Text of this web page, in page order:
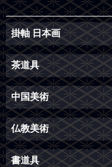
掛軸 日本画
茶道具
中国美術
仏教美術
書道具